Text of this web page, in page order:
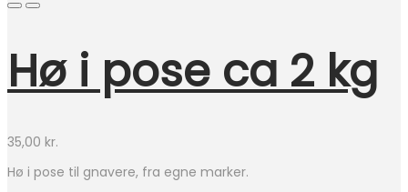
Hø i pose ca 2 kg
35,00 kr.
Hø i pose til gnavere, fra egne marker.